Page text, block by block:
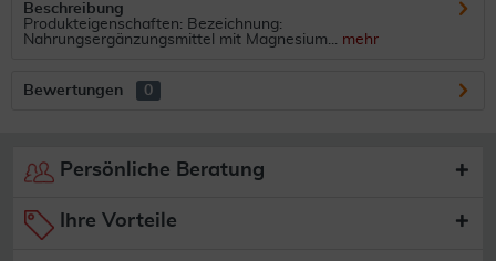
Beschreibung
Produkteigenschaften: Bezeichnung:
Nahrungsergänzungsmittel mit Magnesium... mehr
Bewertungen 0
Persönliche Beratung
Ihre Vorteile